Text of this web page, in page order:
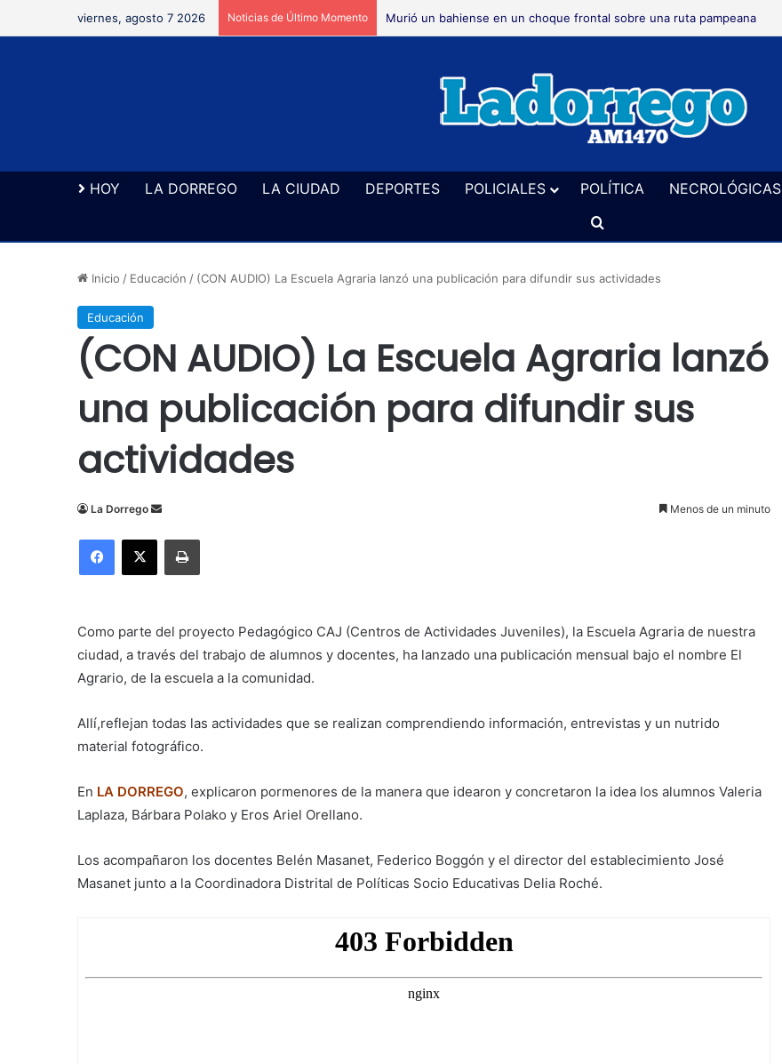
viernes, agosto 7 2026 Noticias de Último Momento Murió un bahiense en un choque frontal sobre una ruta pampeana
HOY LA DORREGO LA CIUDAD DEPORTES POLICIALES POLÍTICA NECROLÓGICAS
Buscar
Inicio / Educación / (CON AUDIO) La Escuela Agraria lanzó una publicación para difundir sus actividades
Educación
(CON AUDIO) La Escuela Agraria lanzó
una publicación para difundir sus
actividades
La Dorrego
Send
email
Menos de un minuto
Facebook
X Imprimir
Como parte del proyecto Pedagógico CAJ (Centros de Actividades Juveniles), la Escuela Agraria de nuestra
ciudad, a través del trabajo de alumnos y docentes, ha lanzado una publicación mensual bajo el nombre El
Agrario, de la escuela a la comunidad.
Allí,reflejan todas las actividades que se realizan comprendiendo información, entrevistas y un nutrido
material fotográfico.
En LA DORREGO, explicaron pormenores de la manera que idearon y concretaron la idea los alumnos Valeria
Laplaza, Bárbara Polako y Eros Ariel Orellano.
Los acompañaron los docentes Belén Masanet, Federico Boggón y el director del establecimiento José
Masanet junto a la Coordinadora Distrital de Políticas Socio Educativas Delia Roché.